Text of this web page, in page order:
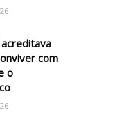
com
o